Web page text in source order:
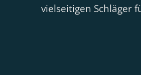
vielseitigen Schläger